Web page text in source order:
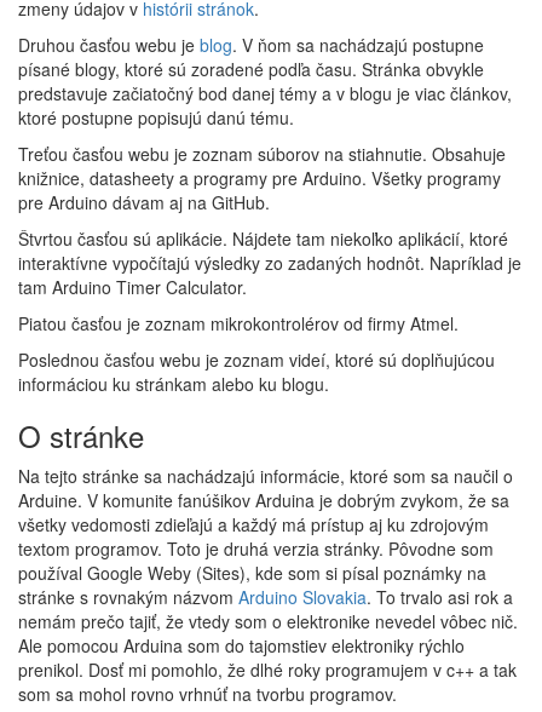
zmeny údajov v histórii stránok.
Druhou časťou webu je blog. V ňom sa nachádzajú postupne
písané blogy, ktoré sú zoradené podľa času. Stránka obvykle
predstavuje začiatočný bod danej témy a v blogu je viac článkov,
ktoré postupne popisujú danú tému.
Treťou časťou webu je zoznam súborov na stiahnutie. Obsahuje
knižnice, datasheety a programy pre Arduino. Všetky programy
pre Arduino dávam aj na GitHub.
Štvrtou časťou sú aplikácie. Nájdete tam niekoľko aplikácií, ktoré
interaktívne vypočítajú výsledky zo zadaných hodnôt. Napríklad je
tam Arduino Timer Calculator.
Piatou časťou je zoznam mikrokontrolérov od firmy Atmel.
Poslednou časťou webu je zoznam videí, ktoré sú doplňujúcou
informáciou ku stránkam alebo ku blogu.
O stránke
Na tejto stránke sa nachádzajú informácie, ktoré som sa naučil o
Arduine. V komunite fanúšikov Arduina je dobrým zvykom, že sa
všetky vedomosti zdieľajú a každý má prístup aj ku zdrojovým
textom programov. Toto je druhá verzia stránky. Pôvodne som
používal Google Weby (Sites), kde som si písal poznámky na
stránke s rovnakým názvom Arduino Slovakia. To trvalo asi rok a
nemám prečo tajiť, že vtedy som o elektronike nevedel vôbec nič.
Ale pomocou Arduina som do tajomstiev elektroniky rýchlo
prenikol. Dosť mi pomohlo, že dlhé roky programujem v c++ a tak
som sa mohol rovno vrhnúť na tvorbu programov.